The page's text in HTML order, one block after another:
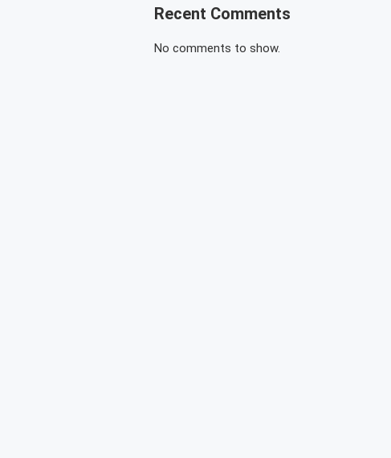
Recent Comments
No comments to show.